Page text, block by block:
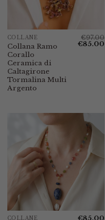
COLLANE
Collana Ramo
Corallo
Ceramica di
Caltagirone
Tormalina Multi
Argento
€97.00
Il
€85.00
COLLANE